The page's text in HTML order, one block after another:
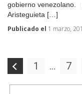
gobierno venezolano.
Aristeguieta […]
Publicado el 1 marzo,
Navegación
de
entradas
1 … 7